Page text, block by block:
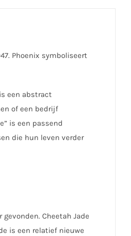
Phoenix symboliseert
een abstract
of een bedrijf
is een passend
die hun leven verder
Cheetah Jade
is een relatief nieuwe